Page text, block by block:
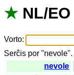
★ NL/EO
Vorto:
Serĉis por "nevole".
nevole